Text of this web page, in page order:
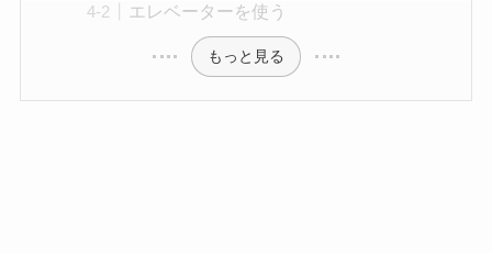
エレベーターを使う
もっと見る